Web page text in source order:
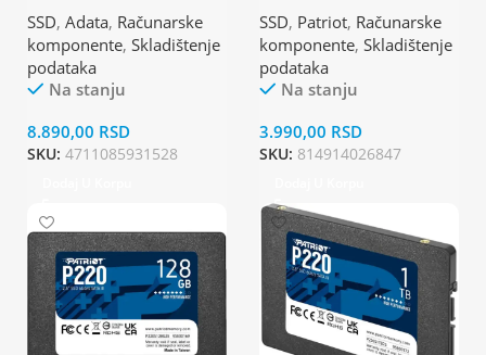
SSD, Adata, Računarske
komponente, Skladištenje
podataka
Na stanju
8.890,00 RSD
SKU: 4711085931528
P210S128G25
SSD, Patriot, Računarske
komponente, Skladištenje
podataka
Na stanju
3.990,00 RSD
SKU: 814914026847